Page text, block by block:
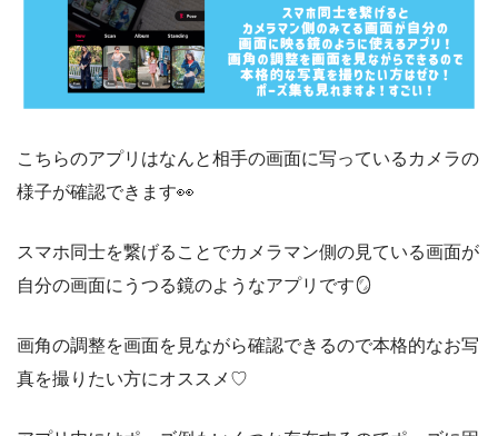
こちらのアプリはなんと相手の画面に写っているカメラの
様子が確認できます👀
スマホ同士を繋げることでカメラマン側の見ている画面が
自分の画面にうつる鏡のようなアプリです🪞
画角の調整を画面を見ながら確認できるので本格的なお写
真を撮りたい方にオススメ♡